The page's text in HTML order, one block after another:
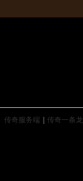
传奇服务端 传奇一条龙